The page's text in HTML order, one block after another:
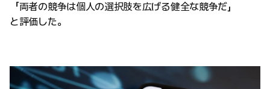
「両者の競争は個人の選択肢を広げる健全な競争だ」
と評価した。